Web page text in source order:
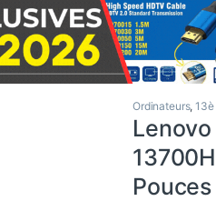
Ordinateurs,13è
Pouces